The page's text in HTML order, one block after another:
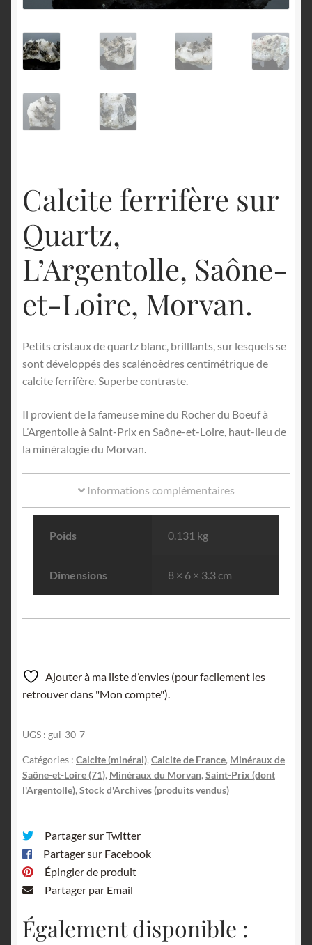
Calcite ferrifère sur
Quartz,
L’Argentolle, Saône-
et-Loire, Morvan.
Petits cristaux de quartz blanc, brilllants, sur lesquels se
sont développés des scalénoèdres centimétrique de
calcite ferrifère. Superbe contraste.
Il provient de la fameuse mine du Rocher du Boeuf à
L’Argentolle à Saint-Prix en Saône-et-Loire, haut-lieu de
la minéralogie du Morvan.
Informations complémentaires
Poids 0.131 kg
Dimensions 8 × 6 × 3.3 cm
Ajouter à ma liste d’envies (pour facilement les
retrouver dans "Mon compte").
UGS : gui-30-7
Catégories : Calcite (minéral), Calcite de France, Minéraux de
Saône-et-Loire (71), Minéraux du Morvan, Saint-Prix (dont
l'Argentolle), Stock d'Archives (produits vendus)
Partager sur Twitter
Partager sur Facebook
Épingler de produit
Partager par Email
Également disponible :